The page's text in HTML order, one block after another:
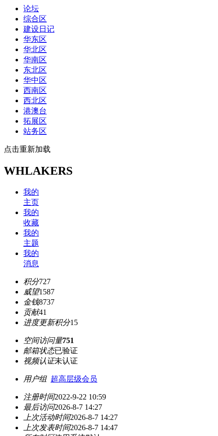
论坛
综合区
建设日记
华东区
华北区
华南区
东北区
华中区
西南区
西北区
港澳台
拓展区
站务区
点击重新加载
WHLAKERS
我的
主页
我的
收藏
我的
主题
我的
消息
积分727
威望1587
金钱8737
贡献41
进度更新积分15
空间访问量751
邮箱状态已验证
视频认证未认证
用户组 超高层级会员
注册时间2022-9-22 10:59
最后访问2026-8-7 14:27
上次活动时间2026-8-7 14:27
上次发表时间2026-8-7 14:47